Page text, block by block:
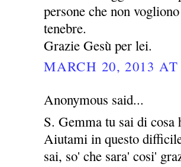
persone che non
tenebre.
Grazie Gesù per lei.
MARCH 20, 2013
Anonymous said...
S. Gemma tu sai di cosa
Aiutami in questo
sai, so' che sara' cosi'